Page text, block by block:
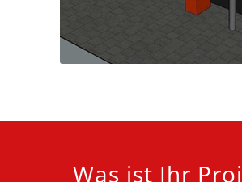
Was ist Ihr